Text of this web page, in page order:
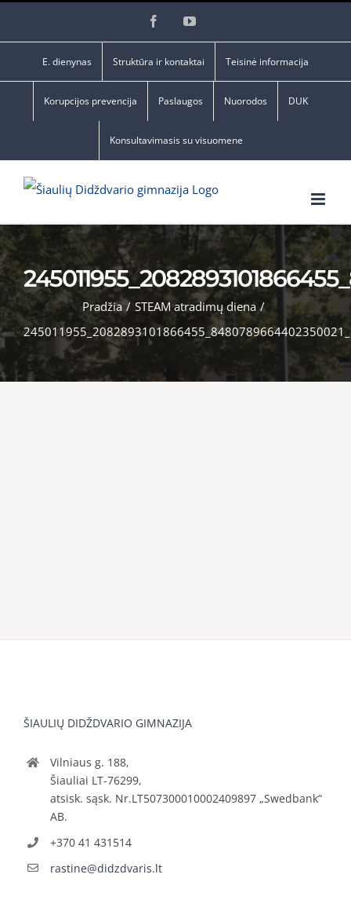
FacebookYouTube
E. dienynas Struktūra ir kontaktai Teisinė informacija
Korupcijos prevencija Paslaugos Nuorodos DUK
Konsultavimasis su visuomene
Pradžia / STEAM atradimų diena /
ŠIAULIŲ DIDŽDVARIO GIMNAZIJA
Vilniaus g. 188,
Šiauliai LT-76299,
atsisk. sąsk. Nr.LT507300010002409897 „Swedbank“
AB.
+370 41 431514
rastine@didzdvaris.lt